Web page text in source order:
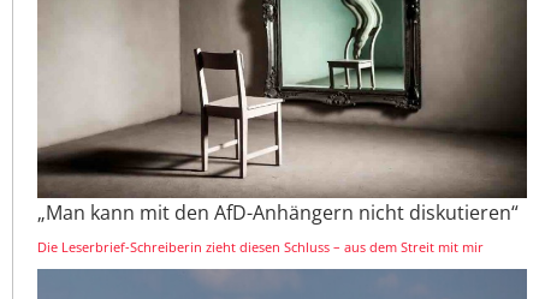
„Man kann mit den AfD-Anhängern nicht diskutieren“
Die Leserbrief-Schreiberin zieht diesen Schluss – aus dem Streit mit mir